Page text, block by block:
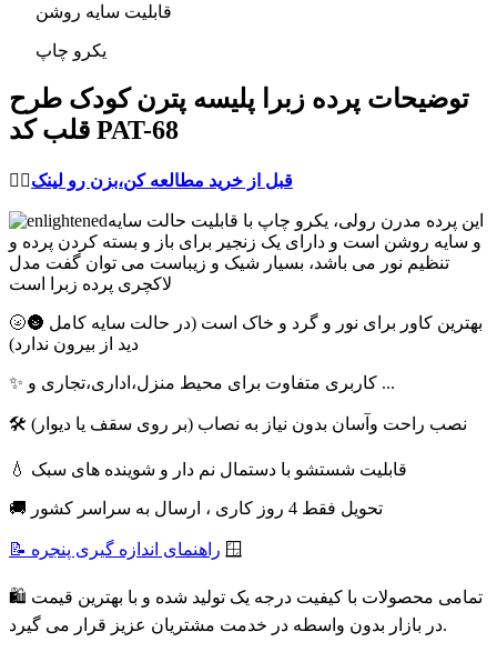
قابلیت سایه روشن
یکرو چاپ
توضیحات پرده زبرا پلیسه پترن کودک طرح
قلب کد PAT-68
👈🏻قبل از خرید مطالعه کن،بزن رو لینک
این پرده مدرن رولی، یکرو چاپ با قابلیت حالت سایه
و سایه روشن است و دارای یک زنجیر برای باز و بسته کردن پرده و
تنظیم نور می باشد، بسیار شیک و زیباست می توان گفت مدل
لاکچری پرده زبرا است
🌝🌚 بهترین کاور برای نور و گرد و خاک است (در حالت سایه کامل
دید از بیرون ندارد)
✨ کاربری متفاوت برای محیط منزل،اداری،تجاری و ...
🛠 نصب راحت وآسان بدون نیاز به نصاب (بر روی سقف یا دیوار)
💧 قابلیت شستشو با دستمال نم دار و شوینده های سبک
🚚 تحویل فقط 4 روز کاری ، ارسال به سراسر کشور
📝 راهنمای اندازه گیری پنجره 🪟
🛍 تمامی محصولات با کیفیت درجه یک تولید شده و با بهترین قیمت
در بازار بدون واسطه در خدمت مشتریان عزیز قرار می گیرد.